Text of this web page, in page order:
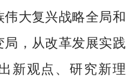
大复兴战略全局和
，从改革发展实践
新观点、研究新理